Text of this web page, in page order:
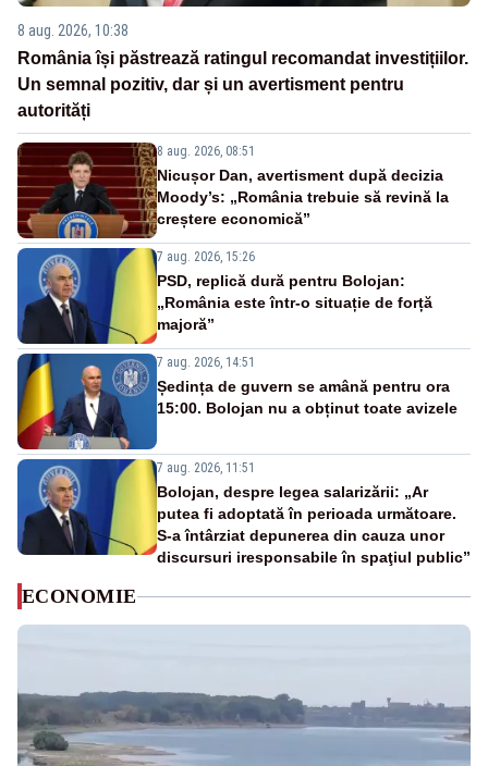
8 aug. 2026, 10:38
România își păstrează ratingul recomandat investițiilor.
Un semnal pozitiv, dar și un avertisment pentru
autorități
8 aug. 2026, 08:51
Nicușor Dan, avertisment după decizia
Moody’s: „România trebuie să revină la
creștere economică”
7 aug. 2026, 15:26
PSD, replică dură pentru Bolojan:
„România este într-o situație de forță
majoră”
7 aug. 2026, 14:51
Ședința de guvern se amână pentru ora
15:00. Bolojan nu a obținut toate avizele
7 aug. 2026, 11:51
Bolojan, despre legea salarizării: „Ar
putea fi adoptată în perioada următoare.
S-a întârziat depunerea din cauza unor
discursuri iresponsabile în spaţiul public”
ECONOMIE